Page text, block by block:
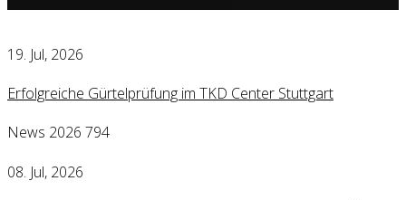
19. Jul, 2026
Erfolgreiche Gürtelprüfung im TKD Center Stuttgart
News 2026 794
08. Jul, 2026